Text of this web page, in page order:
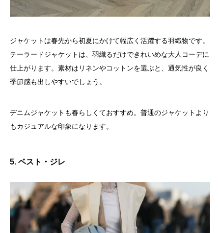
ジャケットは春先から初夏にかけて幅広く活躍する羽織物です。
テーラードジャケットは、羽織るだけできれいめな大人コーデに
仕上がります。素材はリネンやコットンを選ぶと、通気性が良く
季節感も出しやすいでしょう。
デニムジャケットも春らしくておすすめ。普通のジャケットより
もカジュアルな印象になります。
5. ベスト・ジレ